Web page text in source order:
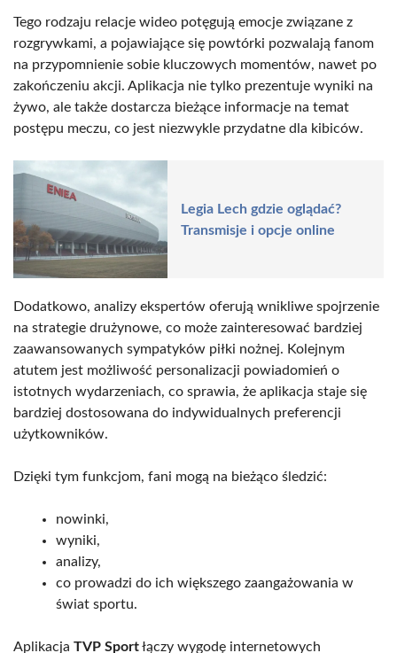
Tego rodzaju relacje wideo potęgują emocje związane z
rozgrywkami, a pojawiające się powtórki pozwalają fanom
na przypomnienie sobie kluczowych momentów, nawet po
zakończeniu akcji. Aplikacja nie tylko prezentuje wyniki na
żywo, ale także dostarcza bieżące informacje na temat
postępu meczu, co jest niezwykle przydatne dla kibiców.
Legia Lech gdzie oglądać?
Transmisje i opcje online
Dodatkowo, analizy ekspertów oferują wnikliwe spojrzenie
na strategie drużynowe, co może zainteresować bardziej
zaawansowanych sympatyków piłki nożnej. Kolejnym
atutem jest możliwość personalizacji powiadomień o
istotnych wydarzeniach, co sprawia, że aplikacja staje się
bardziej dostosowana do indywidualnych preferencji
użytkowników.
Dzięki tym funkcjom, fani mogą na bieżąco śledzić:
nowinki,
wyniki,
analizy,
co prowadzi do ich większego zaangażowania w
świat sportu.
Aplikacja TVP Sportłączy wygodę internetowych